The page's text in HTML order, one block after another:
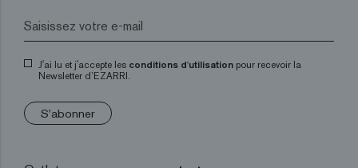
J'ai lu et j'accepte les conditions d'utilisation pour recevoir la
Newsletter d’EZARRI.
S'abonner